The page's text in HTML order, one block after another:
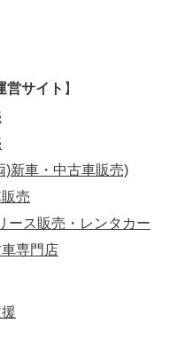
営サイト 】
)新車・中古車販売)
売
ース販売・レンタカー
専門店